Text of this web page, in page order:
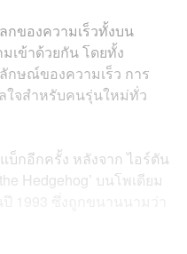
กของความเร็วทั้งบน
เข้าด้วยกัน โดยทั้ง
กษณ์ของความเร็ว การ
ใจสำหรับคนรุ่นใหม่ทั่ว
บ็กอีกครั้ง หลังจาก ไอร์ตัน
Hedgehog’ บนโพเดียม